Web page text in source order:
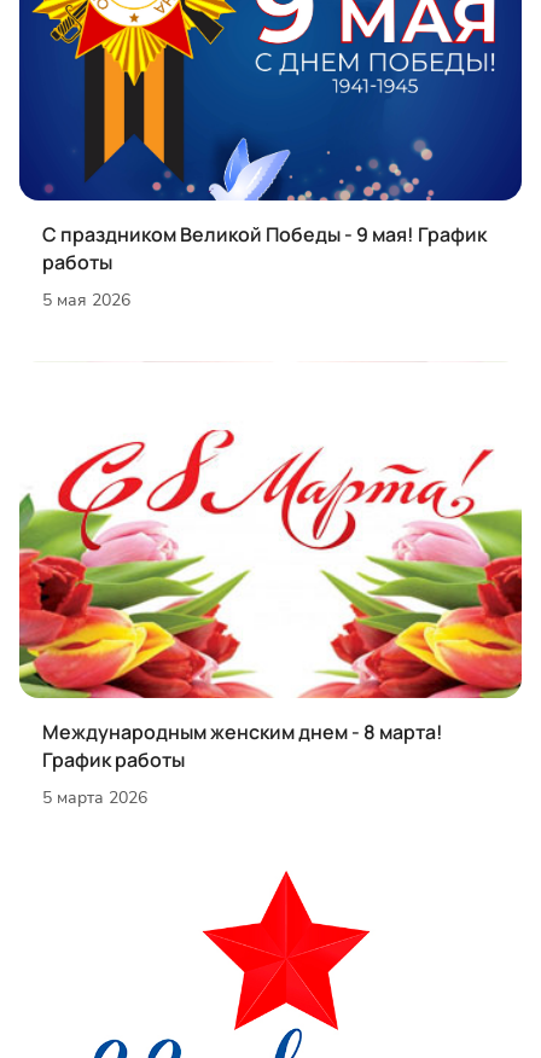
С праздником Великой Победы - 9 мая! График
работы
5 мая 2026
Международным женским днем - 8 марта!
График работы
5 марта 2026